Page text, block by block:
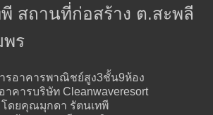
สถานที่ก่อสร้าง ต.สะพลี
พร
รอาคารพาณิชย์สูง3ชั้น9ห้อง
าคารบริษัท Cleanwaveresort
โดยคุณมุกดา รัตนเทพี